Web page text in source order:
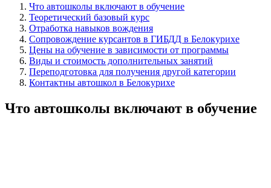
Что автошколы включают в обучение
Теоретический базовый курс
Отработка навыков вождения
Сопровождение курсантов в ГИБДД в Белокурихе
Цены на обучение в зависимости от программы
Виды и стоимость дополнительных занятий
Переподготовка для получения другой категории
Контактны автошкол в Белокурихе
Что автошколы включают в обучение